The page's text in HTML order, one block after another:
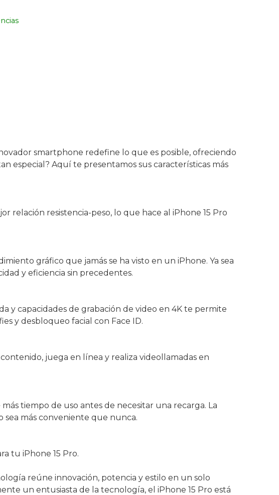
smartphone redefine lo que es posible, ofreciendo
especial? Aquí te presentamos sus características más
relación resistencia-peso, lo que hace al iPhone 15 Pro
gráfico que jamás se ha visto en un iPhone. Ya sea
y eficiencia sin precedentes.
y capacidades de grabación de video en 4K te permite
y desbloqueo facial con Face ID.
juega en línea y realiza videollamadas en
tiempo de uso antes de necesitar una recarga. La
más conveniente que nunca.
tu iPhone 15 Pro.
reúne innovación, potencia y estilo en un solo
un entusiasta de la tecnología, el iPhone 15 Pro está